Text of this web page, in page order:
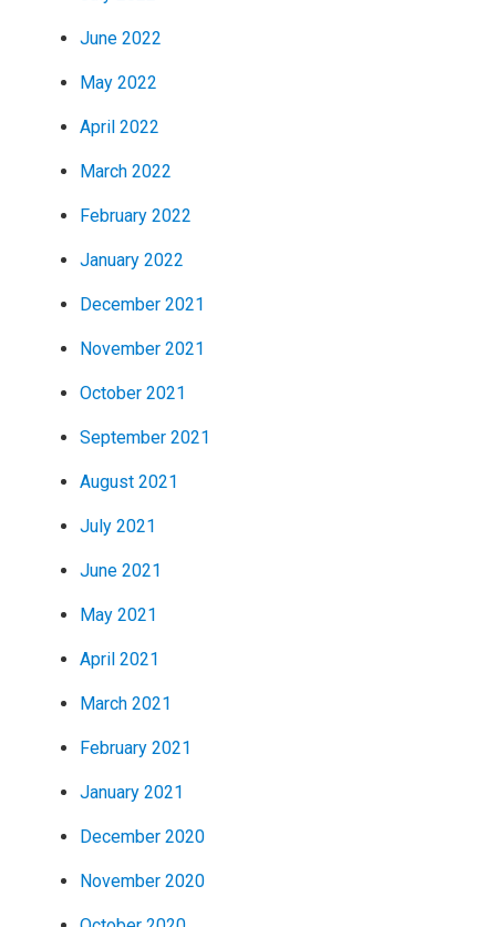
June 2022
May 2022
April 2022
March 2022
February 2022
January 2022
December 2021
November 2021
October 2021
September 2021
August 2021
July 2021
June 2021
May 2021
April 2021
March 2021
February 2021
January 2021
December 2020
November 2020